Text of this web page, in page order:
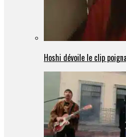
Hoshi dévoile le clip